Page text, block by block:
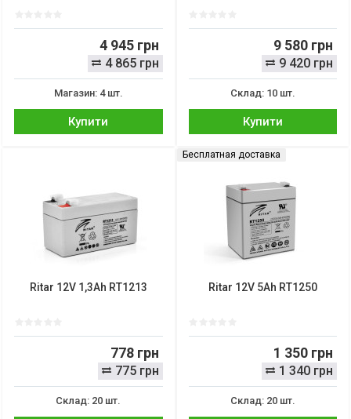
4 945 грн
4 865 грн
Магазин: 4 шт.
Купити
9 580 грн
9 420 грн
Склад: 10 шт.
Купити
Ritar 12V 1,3Ah RT1213
778 грн
775 грн
Склад: 20 шт.
Бесплатная доставка
Ritar 12V 5Ah RT1250
1 350 грн
1 340 грн
Склад: 20 шт.